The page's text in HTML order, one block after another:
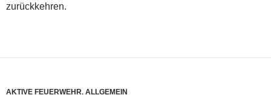
zurückkehren.
AKTIVE FEUERWEHR, ALLGEMEIN